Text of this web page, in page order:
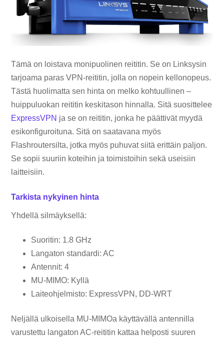
Tämä on loistava monipuolinen reititin. Se on Linksysin
tarjoama paras VPN-reititin, jolla on nopein kellonopeus.
Tästä huolimatta sen hinta on melko kohtuullinen –
huippuluokan reititin keskitason hinnalla. Sitä suosittelee
ExpressVPN ja se on reititin, jonka he päättivät myydä
esikonfiguroituna. Sitä on saatavana myös
Flashroutersilta, jotka myös puhuvat siitä erittäin paljon.
Se sopii suuriin koteihin ja toimistoihin sekä useisiin
laitteisiin.
Tarkista nykyinen hinta
Yhdellä silmäyksellä:
Suoritin: 1.8 GHz
Langaton standardi: AC
Antennit: 4
MU-MIMO: Kyllä
Laiteohjelmisto: ExpressVPN, DD-WRT
Neljällä ulkoisella MU-MIMOa käyttävällä antennilla
varustettu langaton AC-reititin kattaa helposti suuren